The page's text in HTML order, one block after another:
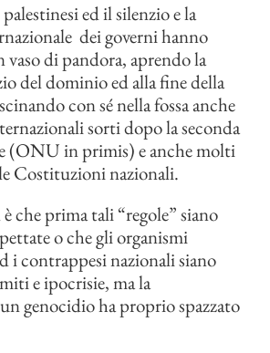
ed il silenzio e la
dei governi hanno
di pandora, aprendo la
del dominio ed alla fine della
con sé nella fossa anche
sorti dopo la seconda
(ONU in primis) e anche molti
Costituzioni nazionali.
che prima tali “regole” siano
o che gli organismi
i contrappesi nazionali siano
e ipocrisie, ma la
genocidio ha proprio spazzato